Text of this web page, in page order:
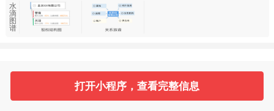
水
滴
图
谱
打开小程序，查看完整信息